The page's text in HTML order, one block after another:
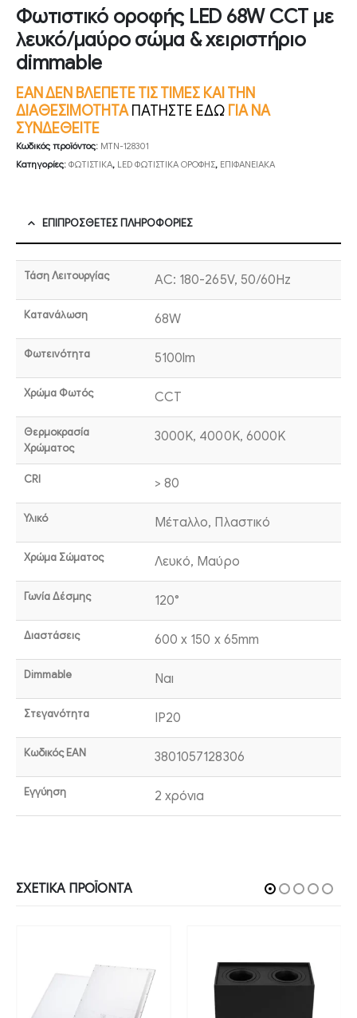
Φωτιστικό οροφής LED 68W CCT με
λευκό/μαύρο σώμα & χειριστήριο
dimmable
ΕΑΝ ΔΕΝ ΒΛΕΠΕΤΕ ΤΙΣ ΤΙΜΕΣ ΚΑΙ ΤΗΝ
ΔΙΑΘΕΣΙΜΟΤΗΤΑ ΠΑΤΗΣΤΕ ΕΔΩ ΓΙΑ ΝΑ
ΣΥΝΔΕΘΕΙΤΕ
Κωδικός προϊόντος: MTN-128301
Κατηγορίες: ΦΩΤΙΣΤΙΚΑ, LED ΦΩΤΙΣΤΙΚΑ ΟΡΟΦΗΣ, ΕΠΙΦΑΝΕΙΑΚΑ
ΕΠΙΠΡΌΣΘΕΤΕΣ ΠΛΗΡΟΦΟΡΊΕΣ
Τάση Λειτουργίας AC: 180-265V, 50/60Hz
Κατανάλωση 68W
Φωτεινότητα 5100lm
Χρώμα Φωτός CCT
Θερμοκρασία
Χρώματος
3000K, 4000K, 6000K
CRI > 80
Υλικό Μέταλλο, Πλαστικό
Χρώμα Σώματος Λευκό, Μαύρο
Γωνία Δέσμης 120°
Διαστάσεις 600 x 150 x 65mm
Dimmable Ναι
Στεγανότητα IP20
Κωδικός EAN 3801057128306
Εγγύηση 2 χρόνια
ΣΧΕΤΙΚΆ ΠΡΟΪΌΝΤΑ